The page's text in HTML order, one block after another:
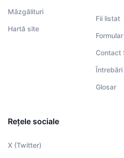
Mâzgălituri
Hartă site
Fii listat
Contact
Glosar
Rețele sociale
X (Twitter)